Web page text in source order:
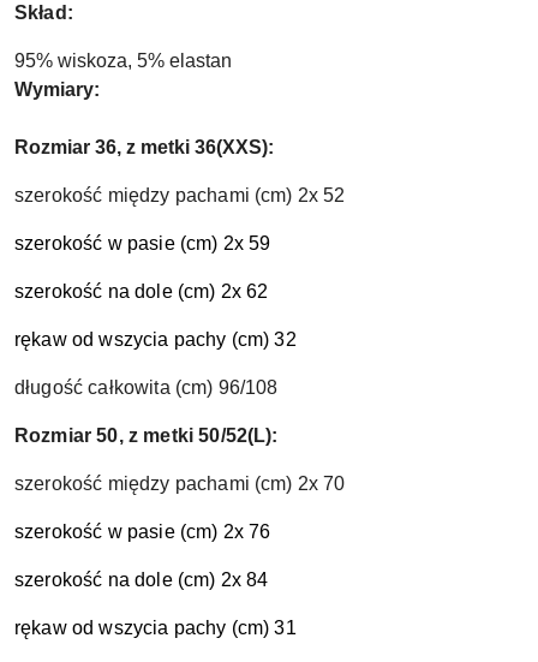
Skład:
95% wiskoza, 5% elastan
Wymiary:
Rozmiar 36, z metki 36(XXS):
szerokość między pachami (cm) 2x 52
szerokość w pasie (cm) 2x 59
szerokość na dole (cm) 2x 62
rękaw od wszycia pachy (cm) 32
długość całkowita (cm) 96/108
Rozmiar 50, z metki 50/52(L):
szerokość między pachami (cm) 2x 70
szerokość w pasie (cm) 2x 76
szerokość na dole (cm) 2x 84
rękaw od wszycia pachy (cm) 31